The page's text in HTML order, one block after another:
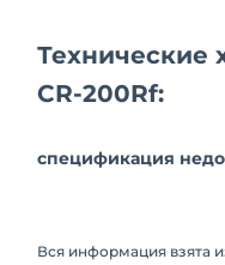
Технические
CR-200Rf:
спецификация
Вся информация взята